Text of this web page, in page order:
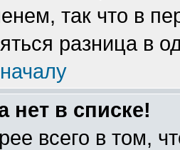
так что в
разница в
нет в списке!
всего в том,